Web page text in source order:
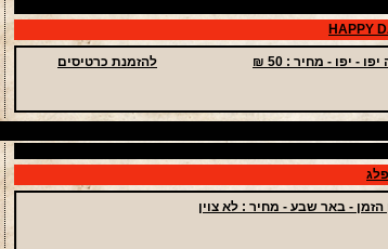
HAPPY
- יפו - מחיר : 50 ₪ להזמנת כרטיסים
הזמן - באר שבע - מחיר : לא צוין